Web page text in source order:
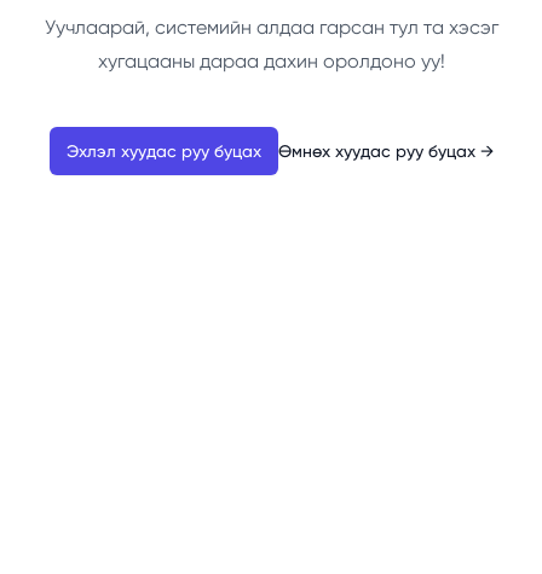
Уучлаарай, системийн алдаа гарсан тул та хэсэг
хугацааны дараа дахин оролдоно уу!
Эхлэл хуудас руу буцах Өмнөх хуудас руу буцах →